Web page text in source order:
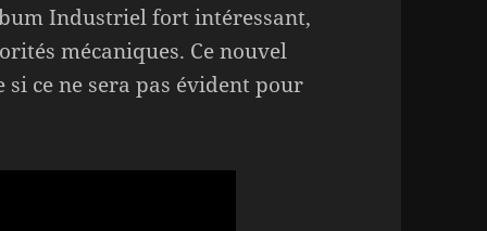
Industriel fort intéressant,
mécaniques. Ce nouvel
ce ne sera pas évident pour